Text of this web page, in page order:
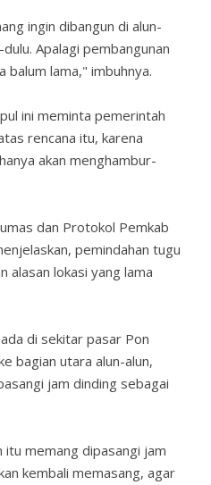
ingin dibangun di alun-
Apalagi pembangunan
balum lama," imbuhnya.
ini meminta pemerintah
rencana itu, karena
akan menghambur-
dan Protokol Pemkab
pemindahan tugu
alasan lokasi yang lama
di sekitar pasar Pon
bagian utara alun-alun,
jam dinding sebagai
memang dipasangi jam
kembali memasang, agar